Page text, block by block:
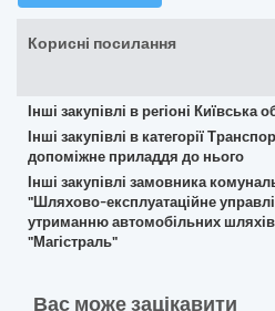
Корисні посилання
Інші закупівлі в регіоні Київська
Інші закупівлі в категорії
допоміжне приладдя до нього
Інші закупівлі замовника
"Шляхово-експлуатаційне
утриманню автомобільних
"Магістраль"
Вас може зацікавити